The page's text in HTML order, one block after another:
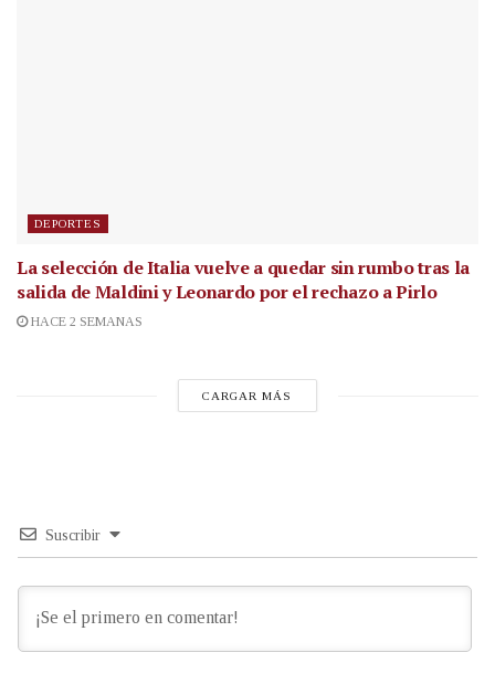
DEPORTES
La selección de Italia vuelve a quedar sin rumbo tras la
salida de Maldini y Leonardo por el rechazo a Pirlo
HACE 2 SEMANAS
CARGAR MÁS
Suscribir